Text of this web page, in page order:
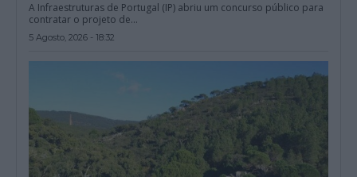
A Infraestruturas de Portugal (IP) abriu um concurso público para
contratar o projeto de...
5 Agosto, 2026 - 18:32